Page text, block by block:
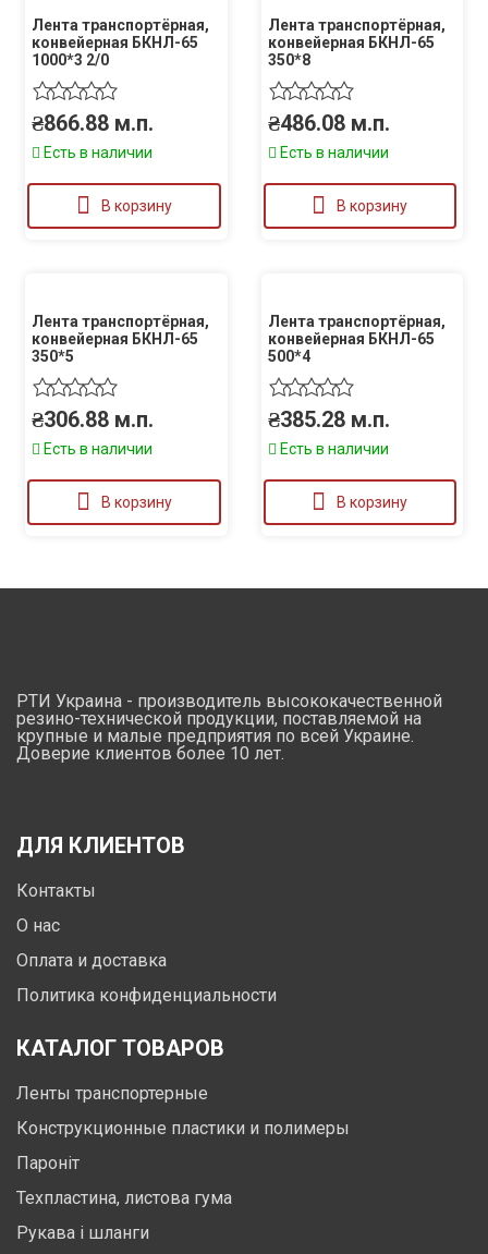
Лента транспортёрная,
конвейерная БКНЛ-65
1000*3 2/0
₴866.88 м.п.
Есть в наличии
В корзину
Лента транспортёрная,
конвейерная БКНЛ-65
350*8
₴486.08 м.п.
Есть в наличии
В корзину
Лента транспортёрная,
конвейерная БКНЛ-65
350*5
₴306.88 м.п.
Есть в наличии
В корзину
Лента транспортёрная,
конвейерная БКНЛ-65
500*4
₴385.28 м.п.
Есть в наличии
В корзину
РТИ Украина - производитель высококачественной
резино-технической продукции, поставляемой на
крупные и малые предприятия по всей Украине.
Доверие клиентов более 10 лет.
ДЛЯ КЛИЕНТОВ
Контакты
О нас
Оплата и доставка
Политика конфиденциальности
КАТАЛОГ ТОВАРОВ
Ленты транспортерные
Конструкционные пластики и полимеры
Пароніт
Техпластина, листова гума
Рукава і шланги